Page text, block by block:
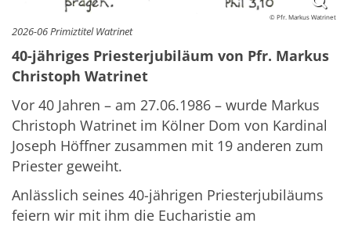
© Pfr. Markus Watrinet
2026-06 Primiztitel Watrinet
40-jähriges Priesterjubiläum von Pfr. Markus
Christoph Watrinet
Vor 40 Jahren – am 27.06.1986 – wurde Markus
Christoph Watrinet im Kölner Dom von Kardinal
Joseph Höffner zusammen mit 19 anderen zum
Priester geweiht.
Anlässlich seines 40-jährigen Priesterjubiläums
feiern wir mit ihm die Eucharistie am